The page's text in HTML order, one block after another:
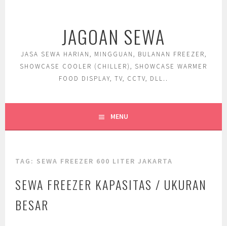
JAGOAN SEWA
JASA SEWA HARIAN, MINGGUAN, BULANAN FREEZER,
SHOWCASE COOLER (CHILLER), SHOWCASE WARMER
FOOD DISPLAY, TV, CCTV, DLL..
MENU
TAG: SEWA FREEZER 600 LITER JAKARTA
SEWA FREEZER KAPASITAS / UKURAN
BESAR